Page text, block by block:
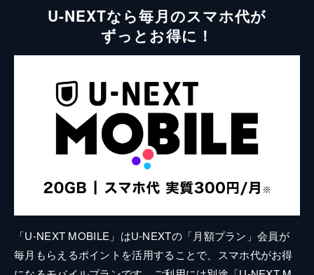
U-NEXTなら毎月のスマホ代が
ずっとお得に！
「U-NEXT MOBILE」はU-NEXTの「月額プラン」会員が
毎月もらえるポイントを活用することで、スマホ代がお得